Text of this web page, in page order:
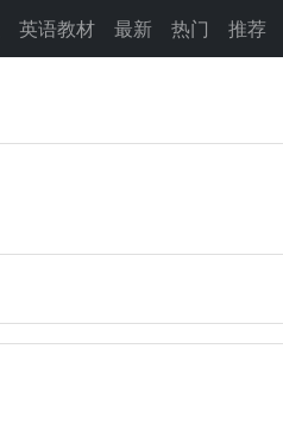
英语教材 最新 热门 推荐